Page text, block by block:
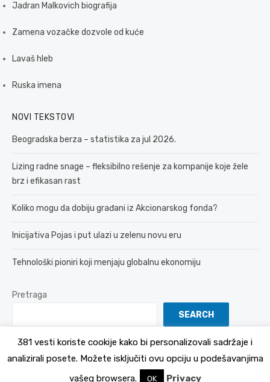
Jadran Malkovich biografija
Zamena vozačke dozvole od kuće
Lavaš hleb
Ruska imena
NOVI TEKSTOVI
Beogradska berza – statistika za jul 2026.
Lizing radne snage – fleksibilno rešenje za kompanije koje žele
brz i efikasan rast
Koliko mogu da dobiju građani iz Akcionarskog fonda?
Inicijativa Pojas i put ulazi u zelenu novu eru
Tehnološki pioniri koji menjaju globalnu ekonomiju
Pretraga
SEARCH
Politika Privatnosti
381 vesti koriste cookije kako bi personalizovali sadržaje i
analizirali posete. Možete isključiti ovu opciju u podešavanjima
vašeg browsera.
OK Privacy